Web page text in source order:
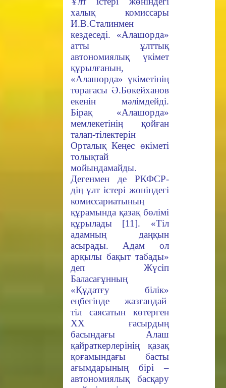
халық комиссары
И.В.Сталинмен
кездеседі. «Алашорда»
атты ұлттық
автономиялық үкімет
құрылғанын,
«Алашорда» үкіметінің
төрағасы Ә.Бөкейханов
екенін мәлімдейді.
Бірақ «Алашорда»
мемлекетінің қойған
талап-тілектерін
Орталық Кеңес өкіметі
толықтай
мойындамайды.
Дегенмен де РКФСР-
дің ұлт істері жөніндегі
комиссариатының
құрамында қазақ бөлімі
құрылады [11]. «Тіл
адамның даңқын
асырады. Адам ол
арқылы бақыт табады»
деп Жүсіп
Баласағұнның
«Құдатғу білік»
еңбегінде жазғандай
тіл саясатын көтерген
XX ғасырдың
басындағы Алаш
қайраткерлерінің қазақ
қоғамындағы басты
ағымдарының бірі –
автономиялық басқару